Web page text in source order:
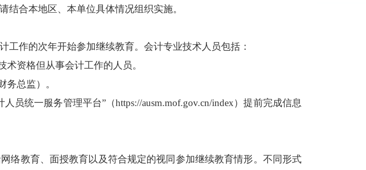
结合本地区、本单位具体情况组织实施。
作的次年开始参加继续教育。会计专业技术人员包括：
资格但从事会计工作的人员。
总监）。
统一服务管理平台”（https://ausm.mof.gov.cn/index）提前完成信息
教育、面授教育以及符合规定的视同参加继续教育情形。不同形式